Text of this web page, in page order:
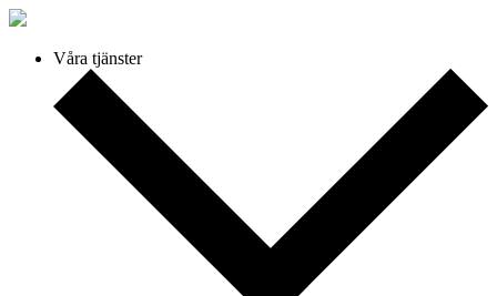
Våra tjänster